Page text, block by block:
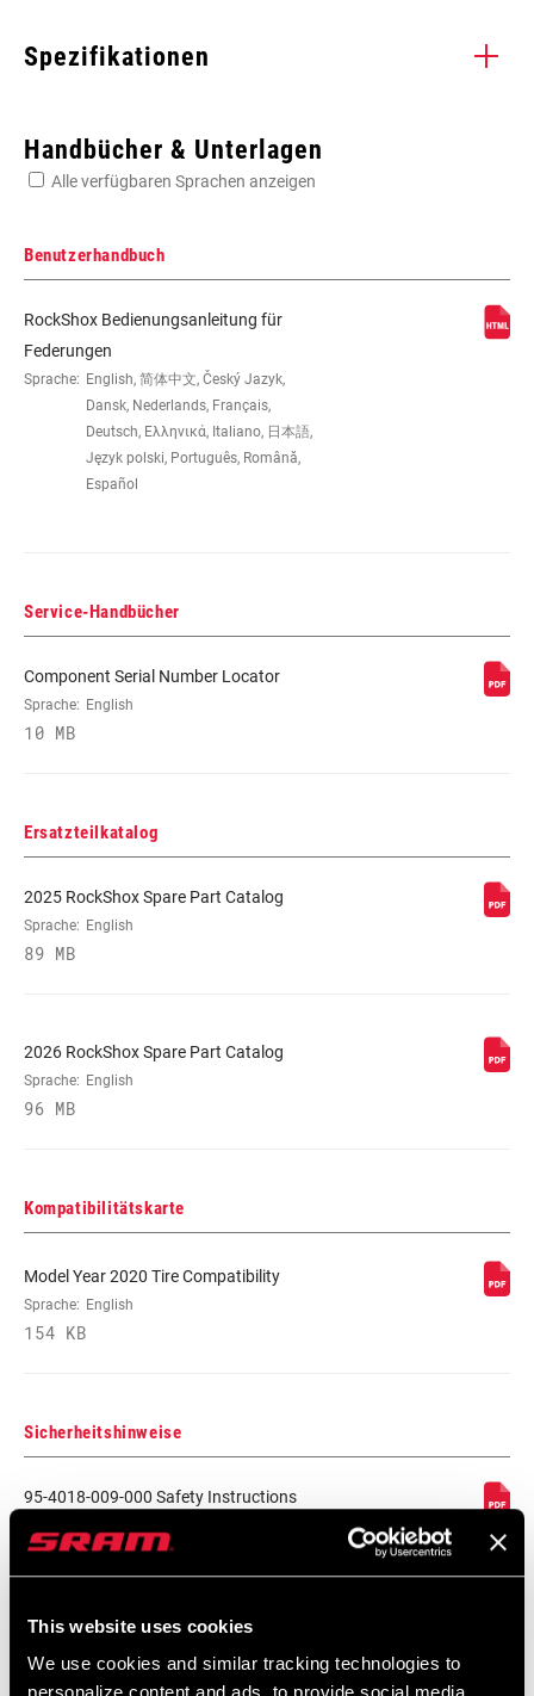
This website uses cookies
We use cookies and similar tracking technologies to
Spezifikationen
LAUFRADGRÖSSE
FEDERWEG (MM) 100mm
FEDER
ROTORGRÖSSE
Handbücher & Unterlagen
Alle verfügbaren Sprachen anzeigen
Benutzerhandbuch
RockShox Bedienungsanleitung für
Federungen
Sprache: English, 简体中文, Český Jazyk,
Dansk, Nederlands, Français,
Deutsch, Ελληνικά, Italiano, 日本語,
Język polski, Português, Română,
Español
Service-Handbücher
Component Serial Number Locator
Sprache: English
10 MB
Ersatzteilkatalog
2025 RockShox Spare Part Catalog
Sprache: English
89 MB
2026 RockShox Spare Part Catalog
Sprache: English
96 MB
Kompatibilitätskarte
Model Year 2020 Tire Compatibility
Sprache: English
154 KB
Sicherheitshinweise
95-4018-009-000 Safety Instructions
Suspension
Sprache: 日本語, 官话, Português,
Nederlands, Italiano, Français,
348 KB